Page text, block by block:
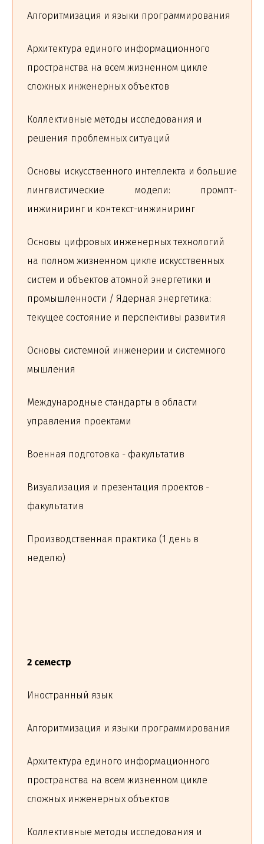
Алгоритмизация и языки программирования
Архитектура единого информационного
пространства на всем жизненном цикле
сложных инженерных объектов
Коллективные методы исследования и
решения проблемных ситуаций
Основы искусственного интеллекта и большие
лингвистические модели: промпт-
инжиниринг и контекст-инжиниринг
Основы цифровых инженерных технологий
на полном жизненном цикле искусственных
систем и объектов атомной энергетики и
промышленности / Ядерная энергетика:
текущее состояние и перспективы развития
Основы системной инженерии и системного
мышления
Международные стандарты в области
управления проектами
Военная подготовка - факультатив
Визуализация и презентация проектов -
факультатив
Производственная практика (1 день в
неделю)
2 семестр
Иностранный язык
Алгоритмизация и языки программирования
Архитектура единого информационного
пространства на всем жизненном цикле
сложных инженерных объектов
Коллективные методы исследования и